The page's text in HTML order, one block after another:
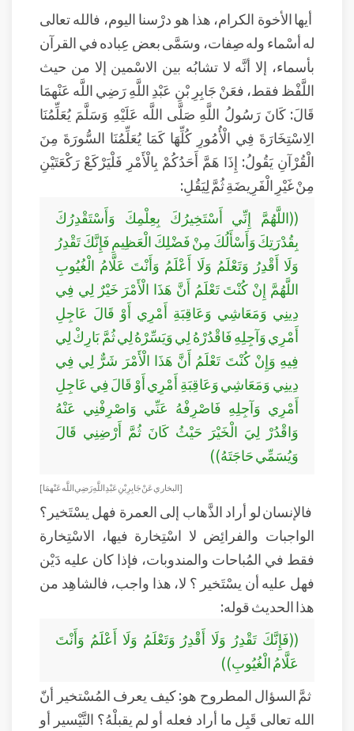
أيها الأخوة الكرام، هذا هو درْسنا اليوم، فالله تعالى
له أسْماء وله صِفات، وسَمَّى بعض عِباده في القرآن
بأسماء، إلا أنَّه لا تشابُه بين الاسْمين إلا من حيث
اللَّفْظ فقط، فعَنْ جَابِرِ بْنِ عَبْدِ اللَّهِ رَضِي اللَّه عَنْهمَا
قَالَ: كَانَ رَسُولُ اللَّهِ صَلَّى اللَّه عَلَيْهِ وَسَلَّمَ يُعَلِّمُنَا
الِاسْتِخَارَةَ فِي الْأُمُورِ كُلِّهَا كَمَا يُعَلِّمُنَا السُّورَةَ مِنَ
الْقُرْآنِ يَقُولُ: إِذَا هَمَّ أَحَدُكُمْ بِالْأَمْرِ فَلْيَرْكَعْ رَكْعَتَيْنِ
مِنْ غَيْرِ الْفَرِيضَةِ ثُمَّ لِيَقُلِ:
((اللَّهُمَّ إِنِّي أَسْتَخِيرُكَ بِعِلْمِكَ وَأَسْتَقْدِرُكَ
بِقُدْرَتِكَ وَأَسْأَلُكَ مِنْ فَضْلِكَ الْعَظِيمِ فَإِنَّكَ تَقْدِرُ
وَلَا أَقْدِرُ وَتَعْلَمُ وَلَا أَعْلَمُ وَأَنْتَ عَلَّامُ الْغُيُوبِ
اللَّهُمَّ إِنْ كُنْتَ تَعْلَمُ أَنَّ هَذَا الْأَمْرَ خَيْرٌ لِي فِي
دِينِي وَمَعَاشِي وَعَاقِبَةِ أَمْرِي أَوْ قَالَ عَاجِلِ
أَمْرِي وَآجِلِهِ فَاقْدُرْهُ لِي وَيَسِّرْهُ لِي ثُمَّ بَارِكْ لِي
فِيهِ وَإِنْ كُنْتَ تَعْلَمُ أَنَّ هَذَا الْأَمْرَ شَرٌّ لِي فِي
دِينِي وَمَعَاشِي وَعَاقِبَةِ أَمْرِي أَوْ قَالَ فِي عَاجِلِ
أَمْرِي وَآجِلِهِ فَاصْرِفْهُ عَنِّي وَاصْرِفْنِي عَنْهُ
وَاقْدُرْ لِيَ الْخَيْرَ حَيْثُ كَانَ ثُمَّ أَرْضِنِي قَالَ
وَيُسَمِّي حَاجَتَهُ))
[البخاري عَنْ جَابِرِ بْنِ عَبْدِ اللَّهِ رَضِي اللَّه عَنْهمَا ]
فالإنسان لو أراد الذَّهاب إلى العمرة فهل يسْتَخير؟
الواجبات والفرائِض لا اسْتِخارة فيها، الاسْتِخارة
فقط في المُباحات والمندوبات، فإذا كان عليه دَيْن
فهل عليه أن يسْتَخير ؟ لا، هذا واجب، فالشاهِد من
هذا الحديث قوله:
((فَإِنَّكَ تَقْدِرُ وَلَا أَقْدِرُ وَتَعْلَمُ وَلَا أَعْلَمُ وَأَنْتَ
عَلَّامُ الْغُيُوبِ))
ثمَّ السؤال المطروح هو: كيف يعرف المُسْتخير أنّ
الله تعالى قَبِل ما أراد فعله أو لم يقبلْهُ؟ التَّيْسير أو